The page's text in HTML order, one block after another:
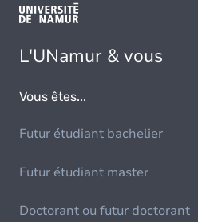
L'UNamur & vous
Vous êtes...
Futur étudiant bachelier
Futur étudiant master
Doctorant ou futur doctorant